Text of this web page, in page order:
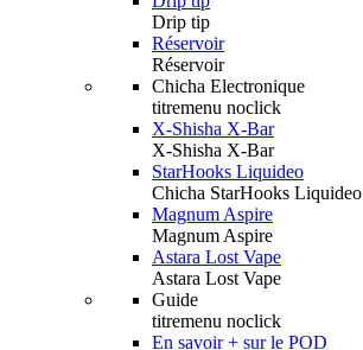
Drip tip
Réservoir
Réservoir
Chicha Electronique
titremenu noclick
X-Shisha X-Bar
X-Shisha X-Bar
StarHooks Liquideo
Chicha StarHooks Liquideo
Magnum Aspire
Magnum Aspire
Astara Lost Vape
Astara Lost Vape
Guide
titremenu noclick
En savoir + sur le POD